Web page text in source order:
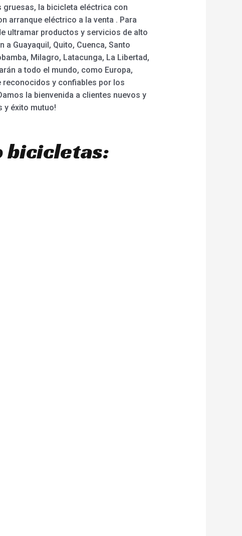
la bicicleta eléctrica con
arranque eléctrico a la venta . Para
ultramar productos y servicios de alto
Guayaquil, Quito, Cuenca, Santo
Milagro, Latacunga, La Libertad,
a todo el mundo, como Europa,
reconocidos y confiables por los
la bienvenida a clientes nuevos y
y éxito mutuo!
bicicletas: